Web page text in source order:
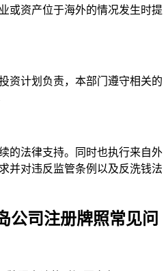
或资产位于海外的情况发生时提
资计划负责，本部门遵守相关的
的法律支持。同时也执行来自外
并对违反监管条例以及反洗钱法
公司注册牌照常见问